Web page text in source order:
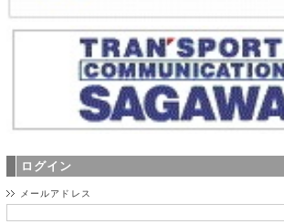
ログイン
メールアドレス